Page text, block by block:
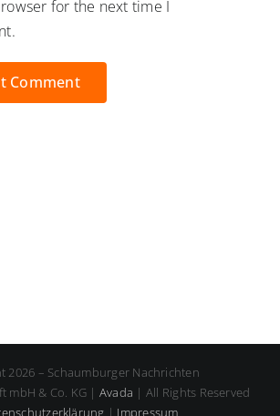
for the next time I
2026 – Schaumburger Nachrichten
mbH & Co. KG | Avada | All Rights Reserved
| Impressum